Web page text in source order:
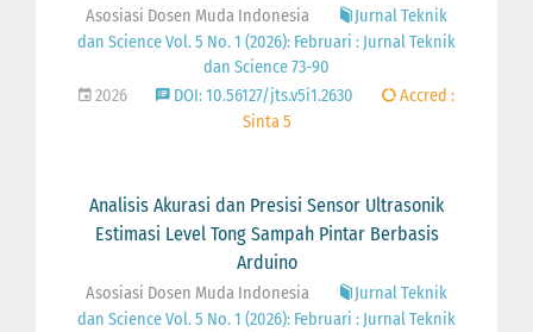
Asosiasi Dosen Muda Indonesia
Jurnal Teknik
dan Science Vol. 5 No. 1 (2026): Februari : Jurnal Teknik
dan Science 73-90
2026
DOI: 10.56127/jts.v5i1.2630
Accred :
Sinta 5
Analisis Akurasi dan Presisi Sensor Ultrasonik
Estimasi Level Tong Sampah Pintar Berbasis
Arduino
Asosiasi Dosen Muda Indonesia
Jurnal Teknik
dan Science Vol. 5 No. 1 (2026): Februari : Jurnal Teknik